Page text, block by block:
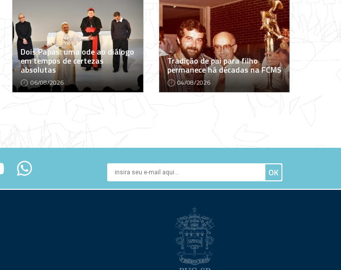
Dois Papas: uma ode ao diálogo
em tempos de certezas
absolutas
06/08/2026
Tradição de pai para filho
permanece há décadas na FCMS
04/08/2026